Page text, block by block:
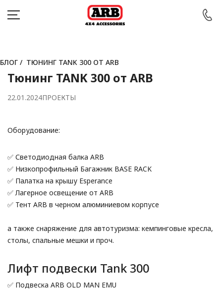
КАТАЛОГ
АВТОМОБИЛИ
АКЦИИ
ПОКУПАТЕЛЯМ
КОНТАКТЫ
Выбор языка
Выбор валюты
БЛОГ / ТЮНИНГ TANK 300 ОТ ARB
Тюнинг TANK 300 от ARB
22.01.2024ПРОЕКТЫ
Оборудование:
✅ Светодиодная балка ARB
✅ Низкопрофильный Багажник BASE RACK
✅ Палатка на крышу Esperance
✅ Лагерное освещение от ARB
✅ Тент ARB в черном алюминиевом корпусе
а также снаряжение для автотуризма: кемпинговые кресла,
столы, спальные мешки и проч.
Лифт подвески Tank 300
✅ Подвеска ARB OLD MAN EMU